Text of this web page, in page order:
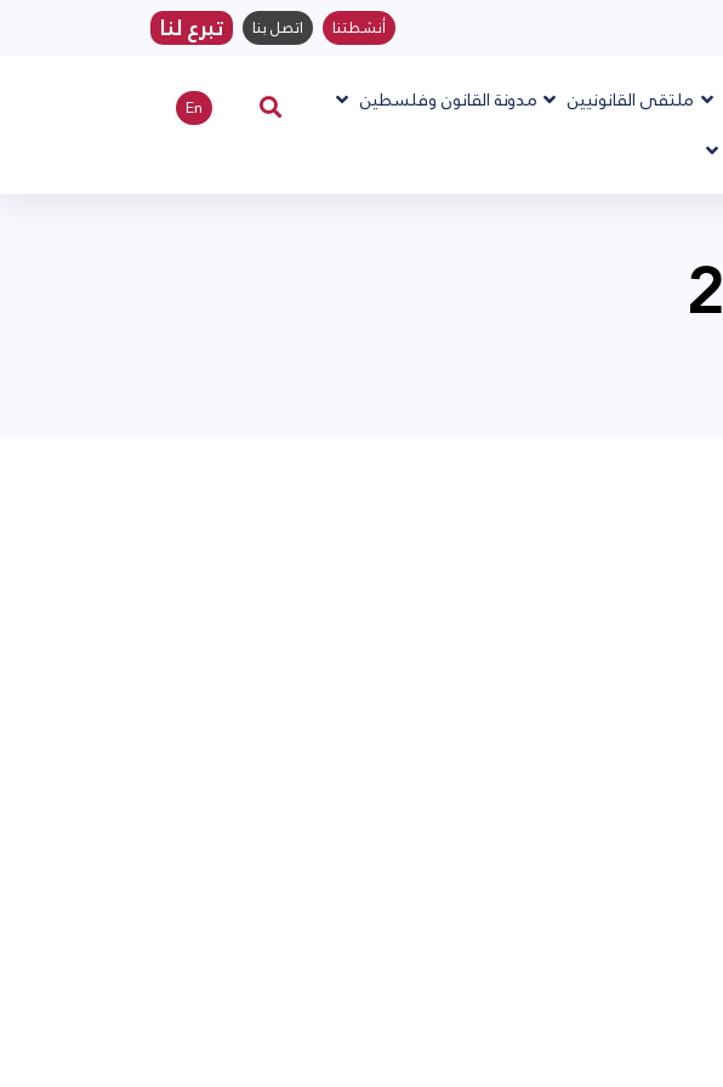
أنشطتنا اتصل بنا تبرع لنا
ملتقى القانونيين مدونة القانون وفلسطين En